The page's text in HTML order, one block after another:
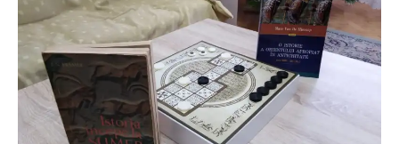
O poveste in care sexul se